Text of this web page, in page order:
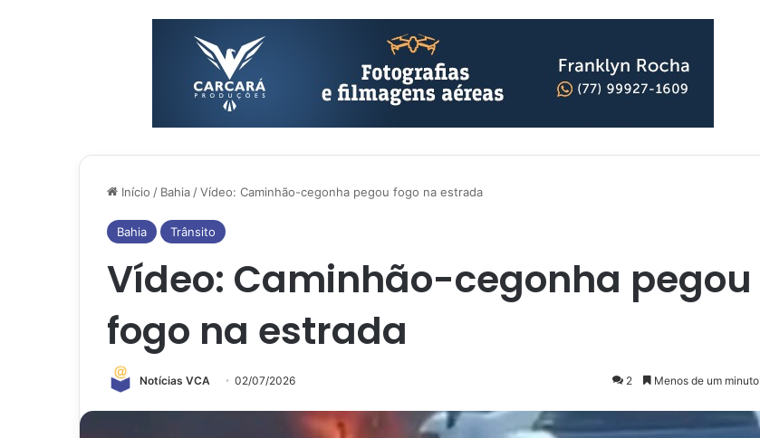
Início / Bahia /Vídeo: Caminhão-cegonha pegou fogo na estrada
Bahia Trânsito
Vídeo: Caminhão-cegonha pegou
fogo na estrada
Notícias VCA 02/07/2026 2 Menos de um minuto